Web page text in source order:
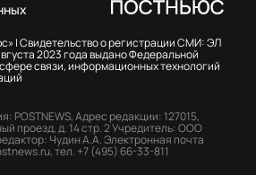
|Свидетельство о регистрации СМИ: ЭЛ
2023 года выдано Федеральной
связи, информационных технологий
POSTNEWS,Адрес редакции: 127015,
проезд, д. 14 стр. 2Учредитель: ООО
Чудин А.А.Электронная почта
,тел. +7 (495) 66-33-811